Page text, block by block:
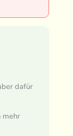
dafür
mehr